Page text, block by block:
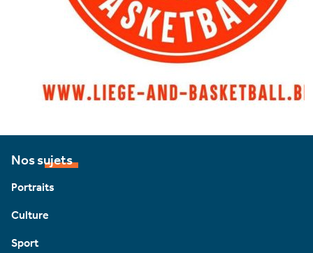
Nos sujets
Portraits
Culture
Sport